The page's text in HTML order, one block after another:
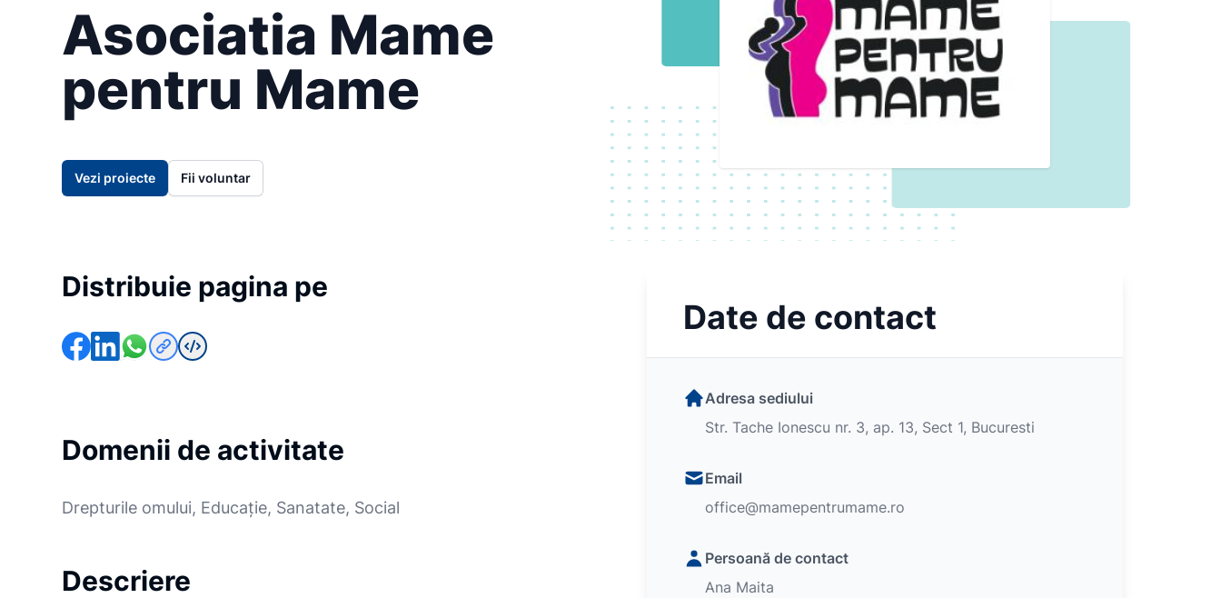
Asociatia Mame
pentru Mame
Vezi proiecte Fii voluntar
Distribuie pagina pe
Domenii de activitate
Drepturile omului, Educație, Sanatate, Social
Descriere
Date de contact
Adresa sediului
Str. Tache Ionescu nr. 3, ap. 13, Sect 1, Bucuresti
Email
office@mamepentrumame.ro
Persoană de contact
Ana Maita